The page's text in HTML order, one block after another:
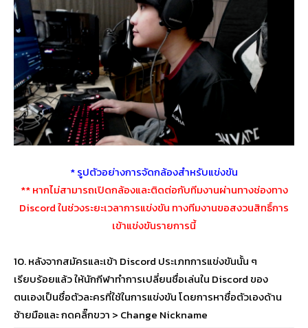
* รูปตัวอย่างการจัดกล้องสำหรับแข่งขัน
** หากไม่สามารถเปิดกล้องและติดต่อกับทีมงานผ่านทางช่องทาง
Discord ในช่วงระยะเวลาการแข่งขัน ทางทีมงานขอสงวนสิทธิ์การ
เข้าแข่งขันรายการนี้
10. หลังจากสมัครและเข้า Discord ประเภทการแข่งขันนั้น ๆ
เรียบร้อยแล้ว ให้นักกีฬาทำการเปลี่ยนชื่อเล่นใน Discord ของ
ตนเองเป็นชื่อตัวละครที่ใช้ในการแข่งขัน โดยการหาชื่อตัวเองด้าน
ซ้ายมือและ กดคลิ๊กขวา > Change Nickname